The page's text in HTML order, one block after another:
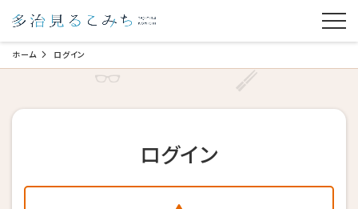
ホーム ログイン
ログイン